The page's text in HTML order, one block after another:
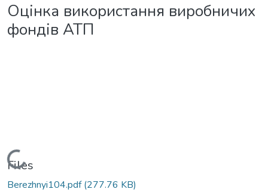
Оцінка використання виробничих
фондів АТП
Loading...
Files
Berezhnyi104.pdf(277.76 KB)